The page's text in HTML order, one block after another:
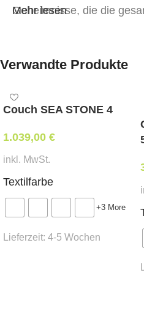
Geheimnisse, die die
Mehr lesen
Verwandte Produkte
Couch SEA STONE 4
1.039,00 €
inkl. MwSt.
Textilfarbe
+3 More
Lieferzeit: 4-5 Wochen